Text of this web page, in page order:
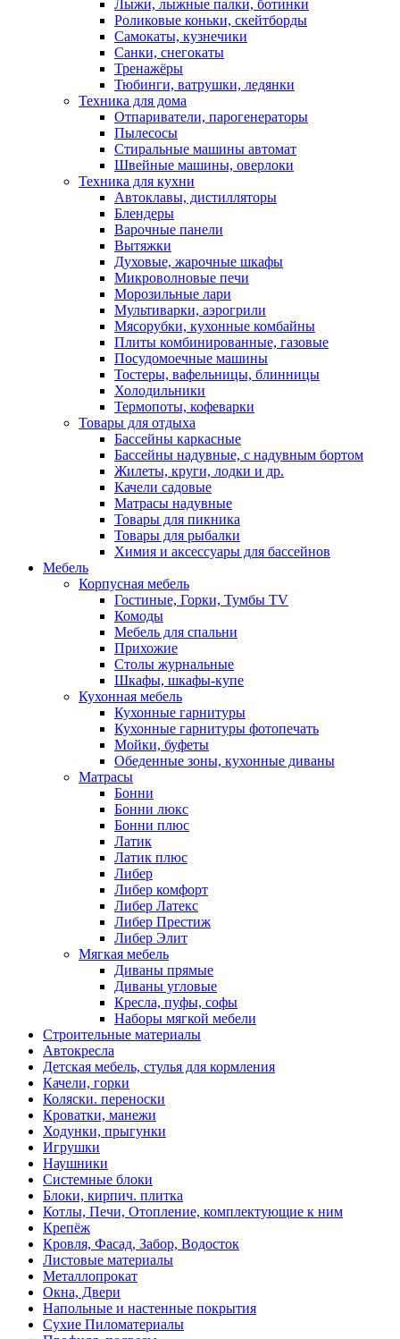
Лыжи, лыжные палки, ботинки
Роликовые коньки, скейтборды
Самокаты, кузнечики
Санки, снегокаты
Тренажёры
Тюбинги, ватрушки, ледянки
Техника для дома
Отпариватели, парогенераторы
Пылесосы
Стиральные машины автомат
Швейные машины, оверлоки
Техника для кухни
Автоклавы, дистилляторы
Блендеры
Варочные панели
Вытяжки
Духовые, жарочные шкафы
Микроволновые печи
Морозильные лари
Мультиварки, аэрогрили
Мясорубки, кухонные комбайны
Плиты комбинированные, газовые
Посудомоечные машины
Тостеры, вафельницы, блинницы
Холодильники
Термопоты, кофеварки
Товары для отдыха
Бассейны каркасные
Бассейны надувные, с надувным бортом
Жилеты, круги, лодки и др.
Качели садовые
Матрасы надувные
Товары для пикника
Товары для рыбалки
Химия и аксессуары для бассейнов
Мебель
Корпусная мебель
Гостиные, Горки, Тумбы TV
Комоды
Мебель для спальни
Прихожие
Столы журнальные
Шкафы, шкафы-купе
Кухонная мебель
Кухонные гарнитуры
Кухонные гарнитуры фотопечать
Мойки, буфеты
Обеденные зоны, кухонные диваны
Матрасы
Бонни
Бонни люкс
Бонни плюс
Латик
Латик плюс
Либер
Либер комфорт
Либер Латекс
Либер Престиж
Либер Элит
Мягкая мебель
Диваны прямые
Диваны угловые
Кресла, пуфы, софы
Наборы мягкой мебели
Строительные материалы
Автокресла
Детская мебель, стулья для кормления
Качели, горки
Коляски. переноски
Кроватки, манежи
Ходунки, прыгунки
Игрушки
Наушники
Системные блоки
Блоки, кирпич. плитка
Котлы, Печи, Отопление, комплектующие к ним
Крепёж
Кровля, Фасад, Забор, Водосток
Листовые материалы
Металлопрокат
Окна, Двери
Напольные и настенные покрытия
Сухие Пиломатериалы